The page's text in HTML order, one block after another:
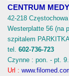
CENTRUM
42-218 Częstochowa
Westerplatte 56 (na
szpitalem
tel. 602-736-723
Czynne : pon. - pt.
Url :